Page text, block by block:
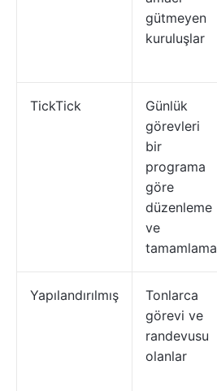
gütmeyen
kuruluşlar
TickTick
Günlük
görevleri
bir
programa
göre
düzenleme
ve
tamamlama
Yapılandırılmış
Tonlarca
görevi ve
randevusu
olanlar